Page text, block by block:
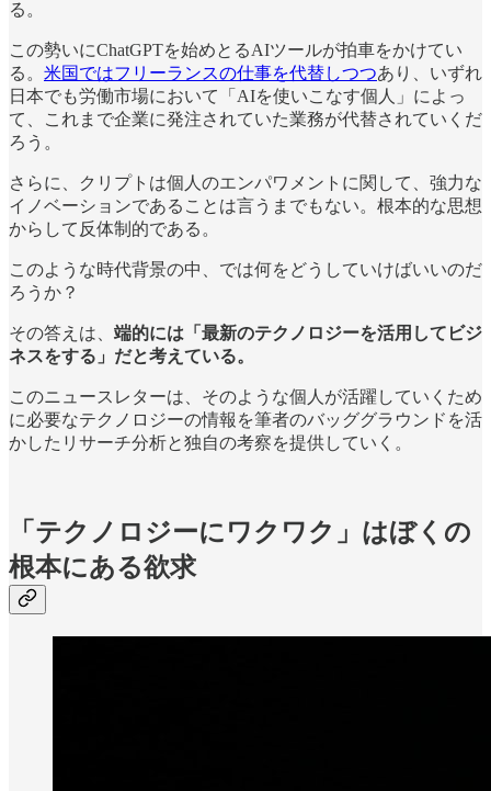
る。
この勢いにChatGPTを始めとるAIツールが拍車をかけてい
る。 米国ではフリーランスの仕事を代替しつつあり、いずれ
日本でも労働市場において「AIを使いこなす個人」によっ
て、これまで企業に発注されていた業務が代替されていくだ
ろう。
さらに、クリプトは個人のエンパワメントに関して、強力な
イノベーションであることは言うまでもない。根本的な思想
からして反体制的である。
このような時代背景の中、では何をどうしていけばいいのだ
ろうか？
その答えは、 端的には「最新のテクノロジーを活用してビジ
ネスをする」だと考えている。
このニュースレターは、そのような個人が活躍していくため
に必要なテクノロジーの情報を筆者のバッググラウンドを活
かしたリサーチ分析と独自の考察を提供していく。
「テクノロジーにワクワク」はぼくの
根本にある欲求